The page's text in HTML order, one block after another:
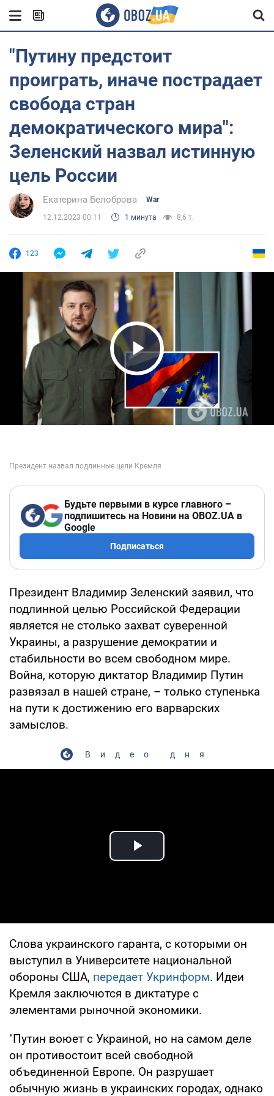
"Путину предстоит
проиграть, иначе пострадает
свобода стран
демократического мира":
Зеленский назвал истинную
цель России
Екатерина Белоброва War
12.12.2023 00:11 1 минута 8,6 т.
123
Play Video
Будьте первыми в курсе главного –
подпишитесь на Новини на OBOZ.UA в
Google
Подписаться
Президент Владимир Зеленский заявил, что
подлинной целью Российской Федерации
является не столько захват суверенной
Украины, а разрушение демократии и
стабильности во всем свободном мире.
Война, которую диктатор Владимир Путин
развязал в нашей стране, – только ступенька
на пути к достижению его варварских
замыслов.
Видео дня
Play Video
Слова украинского гаранта, с которыми он
выступил в Университете национальной
обороны США, передает Укринформ. Идеи
Кремля заключются в диктатуре с
элементами рыночной экономики.
"Путин воюет с Украиной, но на самом деле
он противостоит всей свободной
объединенной Европе. Он разрушает
обычную жизнь в украинских городах, однако